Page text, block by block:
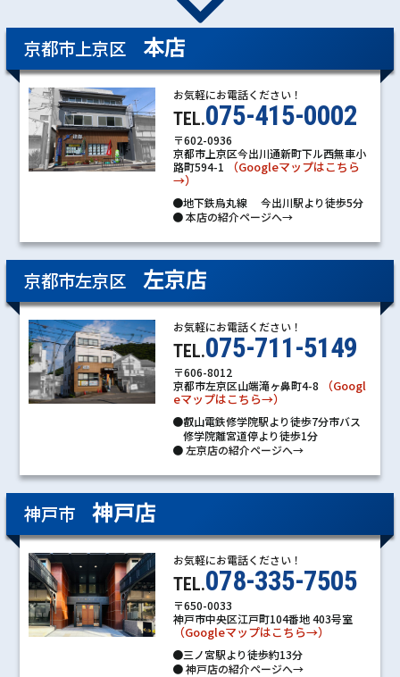
京都市上京区 本店
お気軽にお電話ください！
TEL.075-415-0002
〒602-0936
京都市上京区今出川通新町下ル西無車小
路町594-1
（Googleマップはこちら
→）
●地下鉄烏丸線 今出川駅より徒歩5分
●本店の紹介ページへ→
京都市左京区 左京店
お気軽にお電話ください！
TEL.075-711-5149
〒606-8012
京都市左京区山端滝ヶ鼻町4-8
（Googl
eマップはこちら→）
●叡山電鉄修学院駅より徒歩7分市バス
修学院離宮道停より徒歩1分
●左京店の紹介ページへ→
神戸市 神戸店
お気軽にお電話ください！
TEL.078-335-7505
〒650-0033
神戸市中央区江戸町104番地 403号室
（Googleマップはこちら→）
●三ノ宮駅より徒歩約13分
●神戸店の紹介ページへ→